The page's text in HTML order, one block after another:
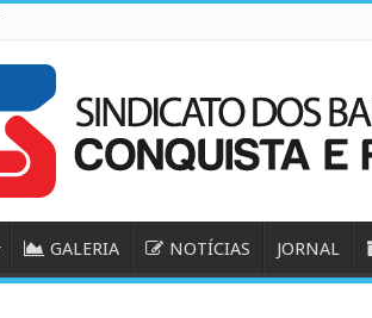
GALERIA NOTÍCIAS JORNAL